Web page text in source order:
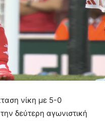
νίκη με 5-0
δεύτερη αγωνιστική